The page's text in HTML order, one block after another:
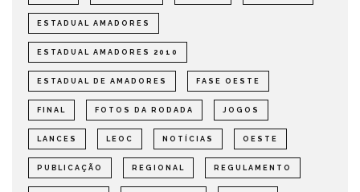
ESTADUAL AMADORES
ESTADUAL AMADORES 2010
ESTADUAL DE AMADORES FASE OESTE
FINAL FOTOS DA RODADA JOGOS
LANCES LEOC NOTÍCIAS OESTE
PUBLICAÇÃO REGIONAL REGULAMENTO